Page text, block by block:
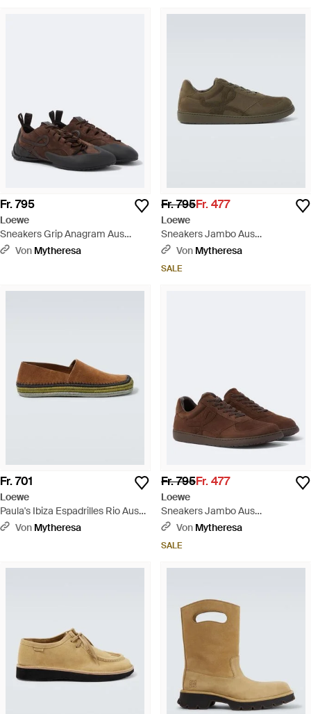
Fr. 795
Loewe
Sneakers Grip Anagram Aus
Veloursleder - Braun
Von Mytheresa
Fr. 795Fr. 477
Loewe
Sneakers Jambo Aus
Veloursleder - Grün
Von Mytheresa
SALE
Fr. 701
Loewe
Paula's Ibiza Espadrilles Rio Aus
Veloursleder - Braun
Von Mytheresa
Fr. 795Fr. 477
Loewe
Sneakers Jambo Aus
Veloursleder - Braun
Von Mytheresa
SALE